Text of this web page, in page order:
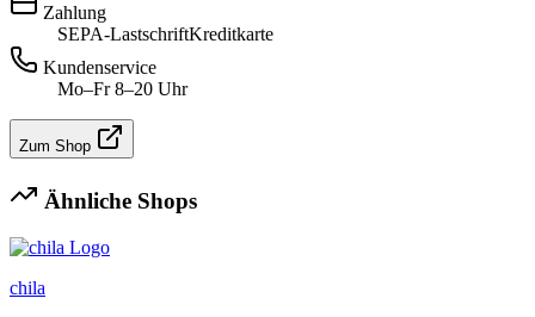
Zahlung
SEPA-LastschriftKreditkarte
Kundenservice
Mo–Fr 8–20 Uhr
Zum Shop
Ähnliche Shops
chila